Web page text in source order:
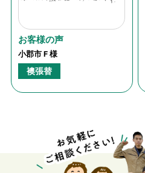
お客様の声
小郡市 F 様
襖張替